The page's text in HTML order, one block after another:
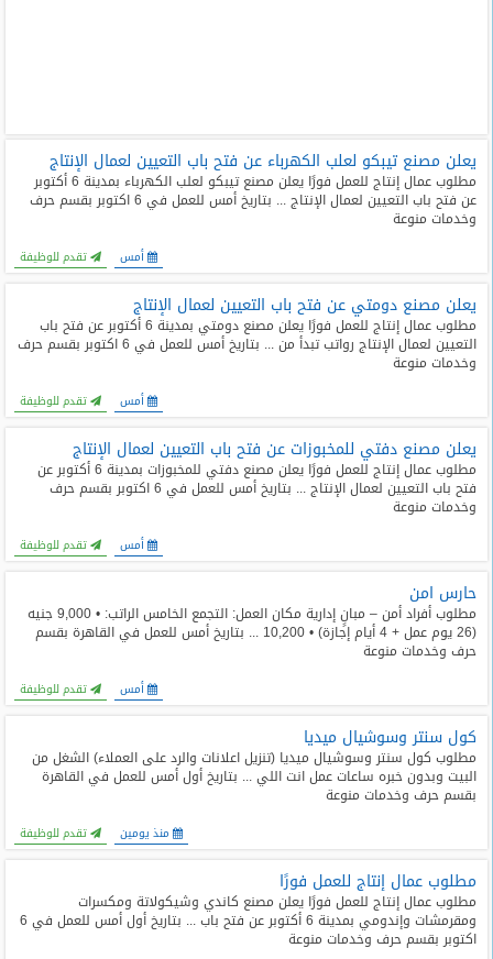
يعلن مصنع تيبكو لعلب الكهرباء عن فتح باب التعيين لعمال الإنتاج
مطلوب عمال إنتاج للعمل فورًا يعلن مصنع تيبكو لعلب الكهرباء بمدينة 6 أكتوبر
عن فتح باب التعيين لعمال الإنتاج ... بتاريخ أمس للعمل في 6 اكتوبر بقسم حرف
وخدمات منوعة
أمس تقدم للوظيفة
يعلن مصنع دومتي عن فتح باب التعيين لعمال الإنتاج
مطلوب عمال إنتاج للعمل فورًا يعلن مصنع دومتي بمدينة 6 أكتوبر عن فتح باب
التعيين لعمال الإنتاج رواتب تبدأ من ... بتاريخ أمس للعمل في 6 اكتوبر بقسم حرف
وخدمات منوعة
أمس تقدم للوظيفة
يعلن مصنع دفتي للمخبوزات عن فتح باب التعيين لعمال الإنتاج
مطلوب عمال إنتاج للعمل فورًا يعلن مصنع دفتي للمخبوزات بمدينة 6 أكتوبر عن
فتح باب التعيين لعمال الإنتاج ... بتاريخ أمس للعمل في 6 اكتوبر بقسم حرف
وخدمات منوعة
أمس تقدم للوظيفة
حارس امن
مطلوب أفراد أمن – مبانٍ إدارية مكان العمل: التجمع الخامس الراتب: • 9,000 جنيه
(26 يوم عمل + 4 أيام إجازة) • 10,200 ... بتاريخ أمس للعمل في القاهرة بقسم
حرف وخدمات منوعة
أمس تقدم للوظيفة
كول سنتر وسوشيال ميديا
مطلوب كول سنتر وسوشيال ميديا (تنزيل اعلانات والرد على العملاء) الشغل من
البيت وبدون خبره ساعات عمل انت اللي ... بتاريخ أول أمس للعمل في القاهرة
بقسم حرف وخدمات منوعة
منذ يومين تقدم للوظيفة
مطلوب عمال إنتاج للعمل فورًا
مطلوب عمال إنتاج للعمل فورًا يعلن مصنع كاندي وشيكولاتة ومكسرات
ومقرمشات وإندومي بمدينة 6 أكتوبر عن فتح باب ... بتاريخ أول أمس للعمل في 6
اكتوبر بقسم حرف وخدمات منوعة